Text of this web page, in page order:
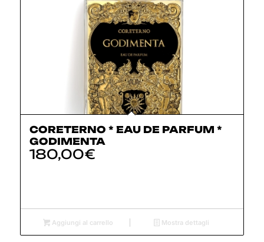
CORETERNO * EAU DE PARFUM *
GODIMENTA
180,00€
Aggiungi al carrello Mostra dettagli